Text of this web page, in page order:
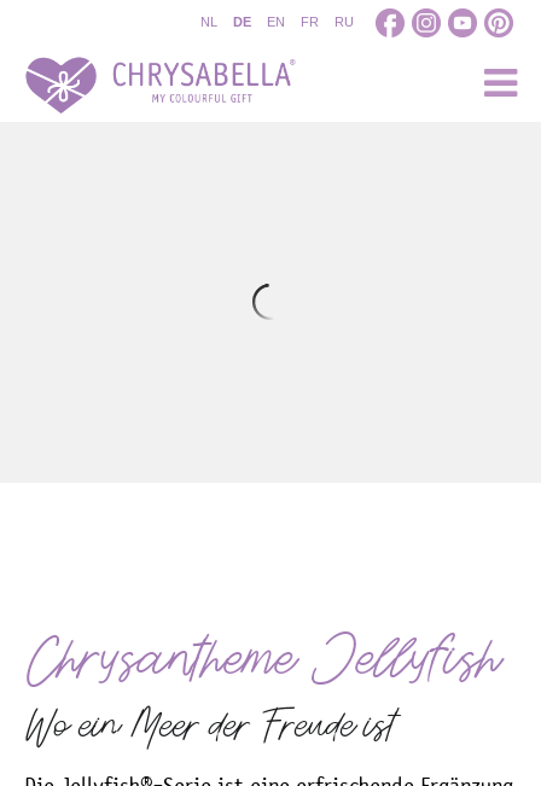
NL DE EN FR RU
Chrysantheme Jellyfish
Wo ein Meer der Freude ist